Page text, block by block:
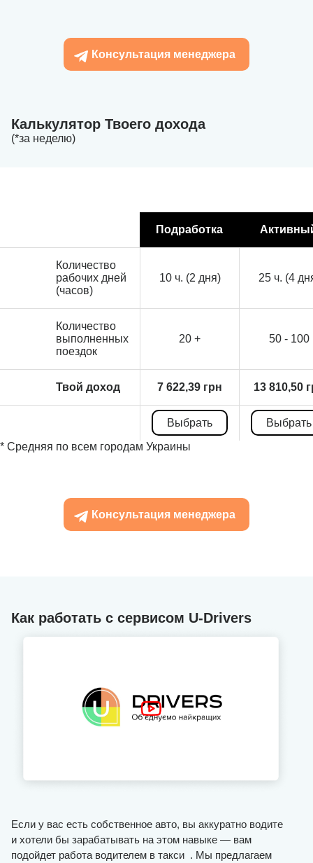
Консультация менеджера
Калькулятор Твоего дохода
(*за неделю)
Подработка
Количество
рабочих дней
(часов)
10 ч. (2 дня) 25 ч. (4
Количество
выполненных
поездок
20 + 50 - 100
Твой доход 7 622,39 грн 13 810,50
Выбрать
Выбрать
* Средняя по всем городам Украины
Консультация менеджера
Как работать с сервисом U-Drivers
Если у вас есть собственное авто, вы аккуратно водите
и хотели бы зарабатывать на этом навыке — вам
подойдет работа водителем в такси . Мы предлагаем